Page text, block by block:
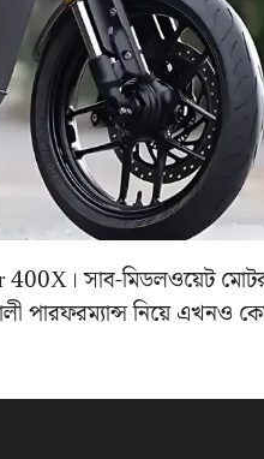
সাব-মিডলওয়েট
পারফরম্যান্স নিয়ে এখনও